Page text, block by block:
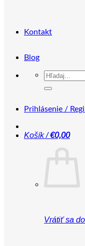
Kontakt
Blog
Hľadať:
Prihlásenie /
Košík /€0,00
Vrátiť sa